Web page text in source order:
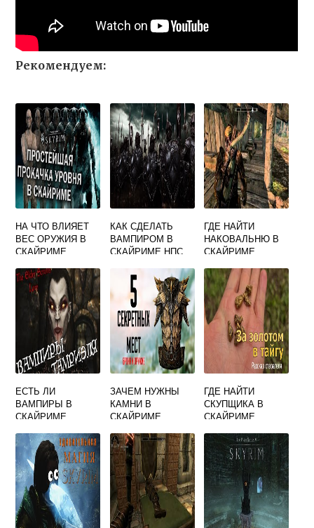
Рекомендуем:
НА ЧТО ВЛИЯЕТ
ВЕС ОРУЖИЯ В
СКАЙРИМЕ
КАК СДЕЛАТЬ
ВАМПИРОМ В
СКАЙРИМЕ НПС
ГДЕ НАЙТИ
НАКОВАЛЬНЮ В
СКАЙРИМЕ
ЕСТЬ ЛИ
ВАМПИРЫ В
СКАЙРИМЕ
ЗАЧЕМ НУЖНЫ
КАМНИ В
СКАЙРИМЕ
ГДЕ НАЙТИ
СКУПЩИКА В
СКАЙРИМЕ